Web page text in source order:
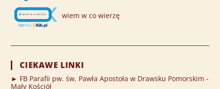
wiem w co wierzę
CIEKAWE LINKI
► FB Parafii pw. św. Pawła Apostoła w Drawsku Pomorskim -
Mały Kościół